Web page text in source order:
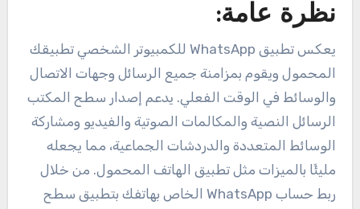
نظرة عامة:
يعكس تطبيق WhatsApp للكمبيوتر الشخصي تطبيقك
المحمول ويقوم بمزامنة جميع الرسائل وجهات الاتصال
والوسائط في الوقت الفعلي. يدعم إصدار سطح المكتب
الرسائل النصية والمكالمات الصوتية والفيديو ومشاركة
الوسائط المتعددة والدردشات الجماعية، مما يجعله
مليئًا بالميزات مثل تطبيق الهاتف المحمول. من خلال
ربط حساب WhatsApp الخاص بهاتفك بتطبيق سطح